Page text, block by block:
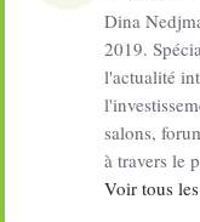
Dina
2019.
l'actualité
salons,
à travers le
Voir tous